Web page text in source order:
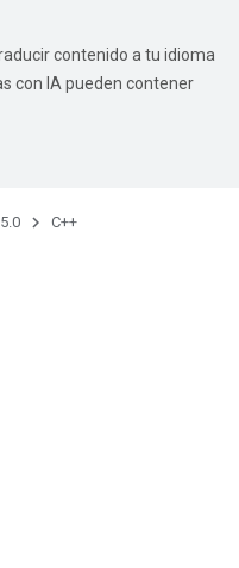
contenido a tu idioma
con IA pueden contener
C++